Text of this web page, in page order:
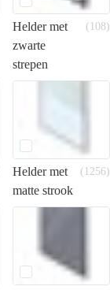
Helder met
zwarte
strepen
(108)
Helder met
matte strook
(1256)